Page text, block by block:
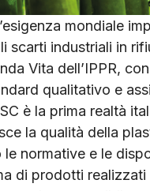
mondiale
scarti industriali in
Vita dell’IPPR,
qualitativo e
è la prima realtà
la qualità della
normative e le
di prodotti